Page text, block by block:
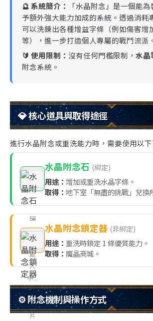
🔮 系統簡介：
「水晶附念」是一個能
予額外強大能力加成的系統。透過消耗
可以洗鍊出各種增益字條（例如傷害增
等），進一步打造個人專屬的戰鬥流派
🔰 使用限制： 沒有任何門檻限制， 水晶
附念系統。
💎 核心道具與取得途徑
進行水晶附念或重洗能力時，需要使用以下
水晶附念石 (綁定)
用途： 增加或重洗水晶字條。
取得： 地下室「無盡的挑戰」兌換
水晶附念鎖定器 (非綁定)
用途： 重洗時鎖定 1 條優質能力。
取得： 魔晶商城。
⚙️ 附念機制與操作方式